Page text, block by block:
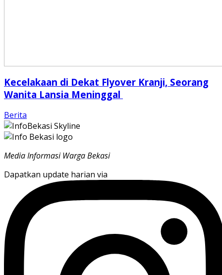
Kecelakaan di Dekat Flyover Kranji, Seorang
Wanita Lansia Meninggal
Berita
Media Informasi Warga Bekasi
Dapatkan update harian via